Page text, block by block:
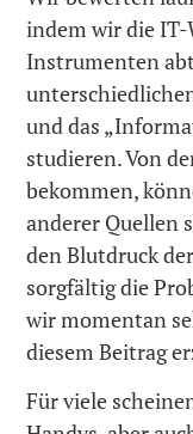
indem wir die
Instrumenten
und das
studieren. Von
bekommen,
anderer Quellen
den Blutdruck der
sorgfältig die
wir momentan
diesem Beitrag
Für viele